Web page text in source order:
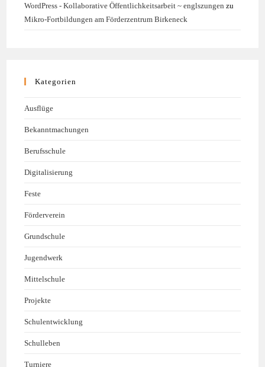
WordPress - Kollaborative Öffentlichkeitsarbeit ~ englszungen zu
Mikro-Fortbildungen am Förderzentrum Birkeneck
Kategorien
Ausflüge
Bekanntmachungen
Berufsschule
Digitalisierung
Feste
Förderverein
Grundschule
Jugendwerk
Mittelschule
Projekte
Schulentwicklung
Schulleben
Turniere